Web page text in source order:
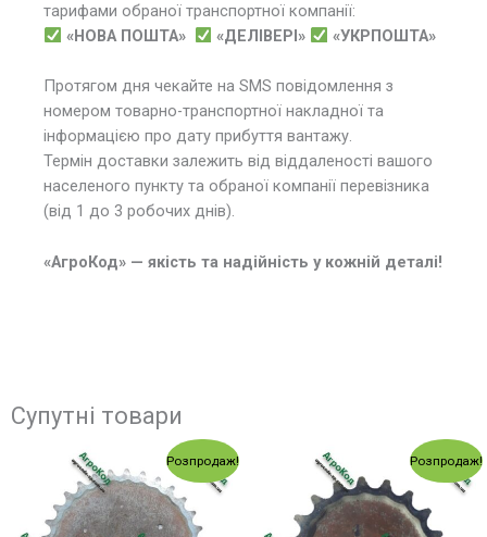
тарифами обраної транспортної компанії:
«НОВА ПОШТА»
«ДЕЛІВЕРІ» «УКРПОШТА»
Протягом дня чекайте на SMS повідомлення з
номером товарно-транспортної накладної та
інформацією про дату прибуття вантажу.
Термін доставки залежить від віддаленості вашого
населеного пункту та обраної компанії перевізника
(від 1 до 3 робочих днів).
«АгроКод» — якість та надійність у кожній деталі!
Супутні товари
Розпродаж!
Оригінальна
ціна:
321.00 грн..
Поточна
ціна:
292.00 грн..
Розпродаж!
Оригінальна
198.00 грн..
ціна: